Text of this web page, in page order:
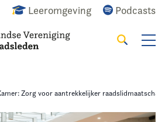
Leeromgeving Podcasts
Zoeken
Zorg voor aantrekkelijker raadslidmaatschap